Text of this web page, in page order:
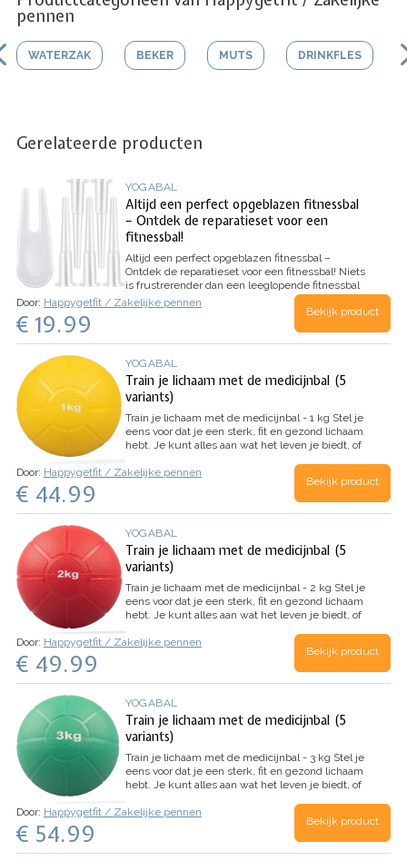
pennen
WATERZAK BEKER MUTS DRINKFLES
Gerelateerde producten
YOGABAL
Altijd een perfect opgeblazen fitnessbal
– Ontdek de reparatieset voor een
fitnessbal!
Altijd een perfect opgeblazen fitnessbal –
Ontdek de reparatieset voor een fitnessbal! Niets
is frustrerender dan een leeglopende fitnessbal
tijdens je workout. Gelukkig biedt de
reparatieset voor een fitnessbal de ideale
oplossing! Of je nu een yoga-, pilates- of
Door: Happygetfit / Zakelijke pennen
€ 19.99 Bekijk product
YOGABAL
Train je lichaam met de medicijnbal (5
variants)
Train je lichaam met de medicijnbal - 1 kg Stel je
eens voor dat je een sterk, fit en gezond lichaam
hebt. Je kunt alles aan wat het leven je biedt, of
lange wandeling of gewoon een dagje spelen…
Door: Happygetfit / Zakelijke pennen
€ 44.99 Bekijk product
YOGABAL
Train je lichaam met de medicijnbal (5
variants)
Train je lichaam met de medicijnbal - 2 kg Stel je
eens voor dat je een sterk, fit en gezond lichaam
hebt. Je kunt alles aan wat het leven je biedt, of
lange wandeling of gewoon een dagje spelen…
Door: Happygetfit / Zakelijke pennen
€ 49.99 Bekijk product
YOGABAL
Train je lichaam met de medicijnbal (5
variants)
Train je lichaam met de medicijnbal - 3 kg Stel je
eens voor dat je een sterk, fit en gezond lichaam
hebt. Je kunt alles aan wat het leven je biedt, of
lange wandeling of gewoon een dagje spelen…
Door: Happygetfit / Zakelijke pennen
€ 54.99 Bekijk product